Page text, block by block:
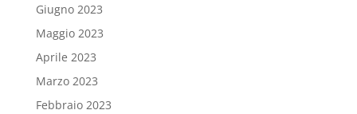
Giugno 2023
Maggio 2023
Aprile 2023
Marzo 2023
Febbraio 2023